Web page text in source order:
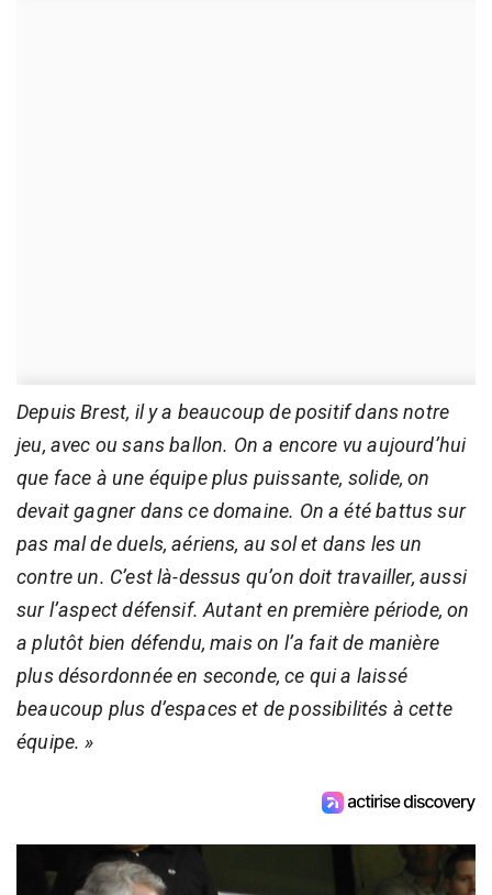
Depuis Brest, il y a beaucoup de positif dans notre
jeu, avec ou sans ballon. On a encore vu aujourd’hui
que face à une équipe plus puissante, solide, on
devait gagner dans ce domaine. On a été battus sur
pas mal de duels, aériens, au sol et dans les un
contre un. C’est là-dessus qu’on doit travailler, aussi
sur l’aspect défensif. Autant en première période, on
a plutôt bien défendu, mais on l’a fait de manière
plus désordonnée en seconde, ce qui a laissé
beaucoup plus d’espaces et de possibilités à cette
équipe. »